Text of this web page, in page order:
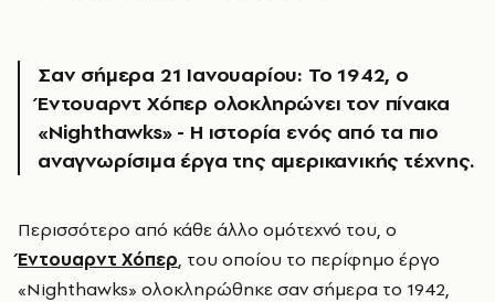
Σαν σήμερα 21 Ιανουαρίου: Το 1942, ο
Έντουαρντ Χόπερ ολοκληρώνει τον πίνακα
«Nighthawks» - Η ιστορία ενός από τα πιο
αναγνωρίσιμα έργα της αμερικανικής τέχνης.
Περισσότερο από κάθε άλλο ομότεχνό του, ο
Έντουαρντ Χόπερ, του οποίου το περίφημο έργο
«Nighthawks» ολοκληρώθηκε σαν σήμερα το 1942,